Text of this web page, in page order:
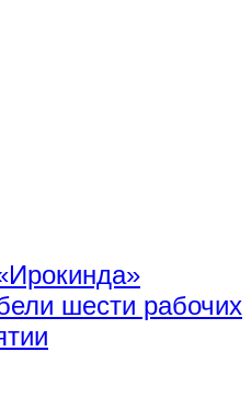
шести рабочих